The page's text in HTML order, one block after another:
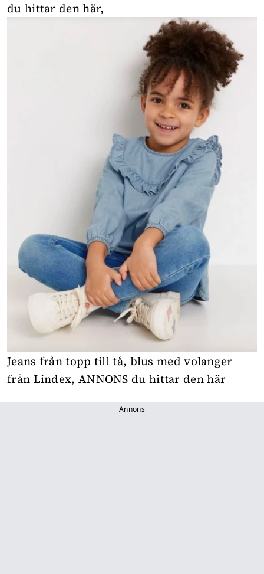
du hittar den här,
Jeans från topp till tå, blus med volanger
från Lindex, ANNONS du hittar den här
Annons